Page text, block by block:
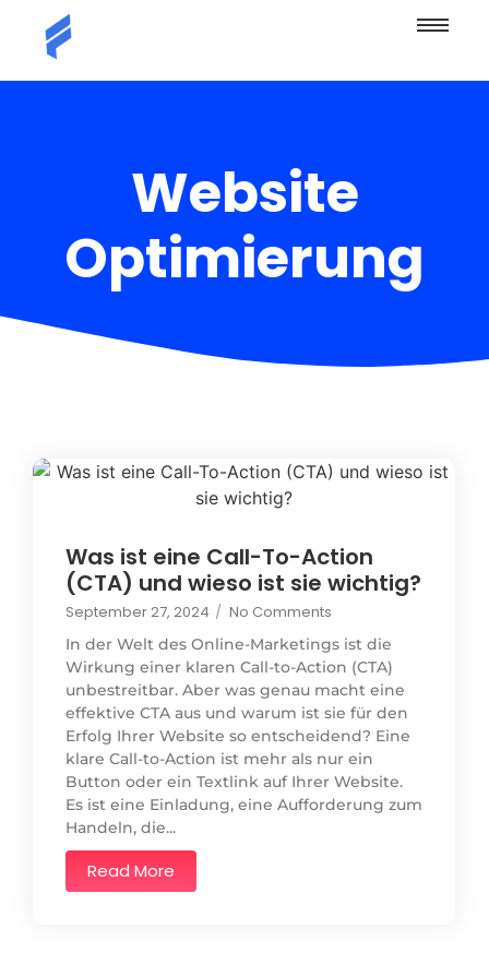
Website
Optimierung
Was ist eine Call-To-Action
(CTA) und wieso ist sie wichtig?
September 27, 2024 / No Comments
In der Welt des Online-Marketings ist die
Wirkung einer klaren Call-to-Action (CTA)
unbestreitbar. Aber was genau macht eine
effektive CTA aus und warum ist sie für den
Erfolg Ihrer Website so entscheidend? Eine
klare Call-to-Action ist mehr als nur ein
Button oder ein Textlink auf Ihrer Website.
Es ist eine Einladung, eine Aufforderung zum
Handeln, die...
Read More